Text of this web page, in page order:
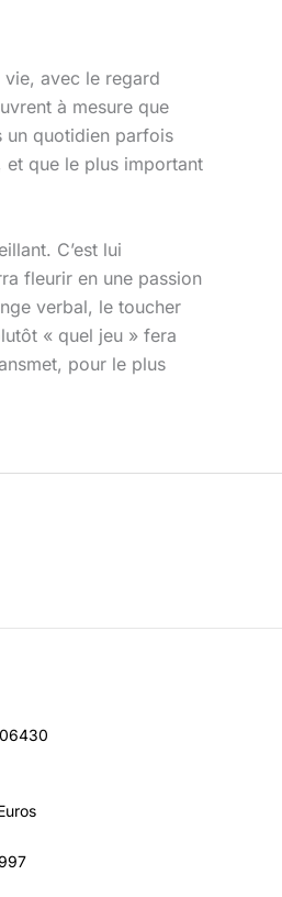
vie, avec le regard
à mesure que
un quotidien parfois
et que le plus important
C’est lui
fleurir en une passion
verbal, le toucher
« quel jeu » fera
pour le plus